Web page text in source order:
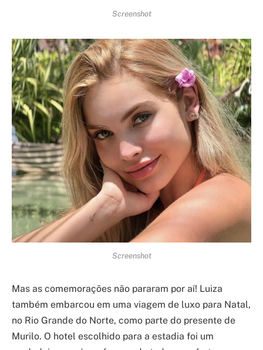
Screenshot
Screenshot
Mas as comemorações não pararam por aí! Luiza
também embarcou em uma viagem de luxo para Natal,
no Rio Grande do Norte, como parte do presente de
Murilo. O hotel escolhido para a estadia foi um